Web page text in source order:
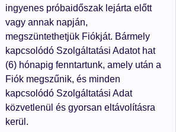
ingyenes próbaidőszak lejárta előtt
vagy annak napján,
megszüntethetjük Fiókját. Bármely
kapcsolódó Szolgáltatási Adatot hat
(6) hónapig fenntartunk, amely után a
Fiók megszűnik, és minden
kapcsolódó Szolgáltatási Adat
közvetlenül és gyorsan eltávolításra
kerül.